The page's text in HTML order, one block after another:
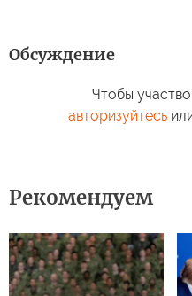
Обсуждение
Чтобы
авторизуйтесь
Рекомендуем